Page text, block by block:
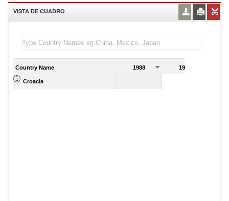
VISTA DE CUADRO
Country Name 1988 1989
Croacia